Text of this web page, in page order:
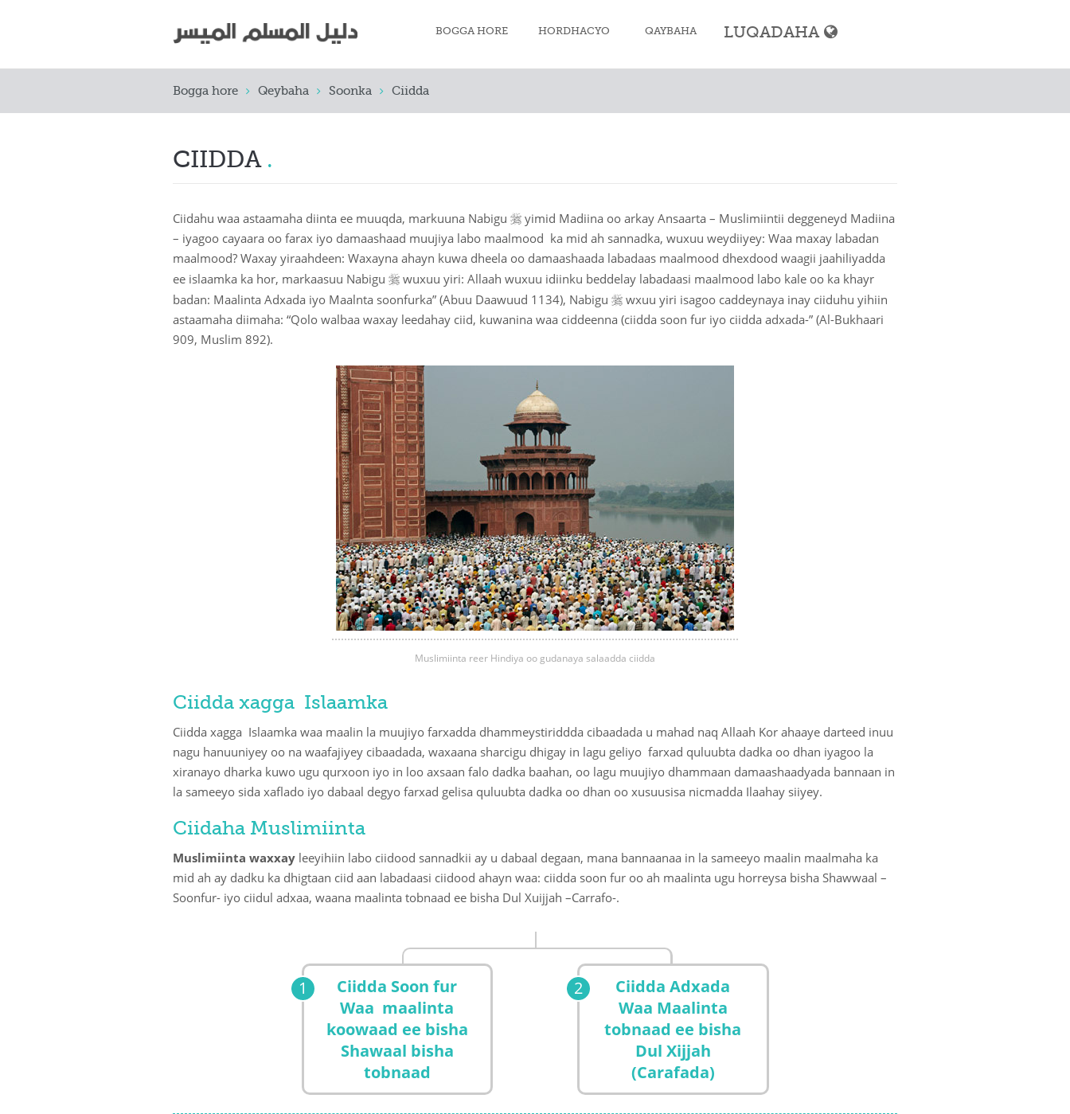
BOGGA HORE HORDHACYO QAYBAHA
Sakada
Mowdka iyo Janaazada
Mucaamalooyinka maalka
Dharka
LUQADAHA
Bogga hore Qeybaha Soonka Ciidda
CIIDDA
Ciidahu waa astaamaha diinta ee muuqda, markuuna Nabigu  yimid Madiina oo arkay Ansaarta – Muslimiintii deggeneyd Madiina
– iyagoo cayaara oo farax iyo damaashaad muujiya labo maalmood ka mid ah sannadka, wuxuu weydiiyey: Waa maxay labadan
maalmood? Waxay yiraahdeen: Waxayna ahayn kuwa dheela oo damaashaada labadaas maalmood dhexdood waagii jaahiliyadda
ee islaamka ka hor, markaasuu Nabigu  wuxuu yiri: Allaah wuxuu idiinku beddelay labadaasi maalmood labo kale oo ka khayr
badan: Maalinta Adxada iyo Maalnta soonfurka” (Abuu Daawuud 1134), Nabigu  wxuu yiri isagoo caddeynaya inay ciiduhu yihiin
astaamaha diimaha: “Qolo walbaa waxay leedahay ciid, kuwanina waa ciddeenna (ciidda soon fur iyo ciidda adxada-” (Al-Bukhaari
909, Muslim 892).
Muslimiinta reer Hindiya oo gudanaya salaadda ciidda
Ciidda xagga Islaamka
Ciidda xagga Islaamka waa maalin la muujiyo farxadda dhammeystiriddda cibaadada u mahad naq Allaah Kor ahaaye darteed inuu
nagu hanuuniyey oo na waafajiyey cibaadada, waxaana sharcigu dhigay in lagu geliyo farxad quluubta dadka oo dhan iyagoo la
xiranayo dharka kuwo ugu qurxoon iyo in loo axsaan falo dadka baahan, oo lagu muujiyo dhammaan damaashaadyada bannaan in
la sameeyo sida xaflado iyo dabaal degyo farxad gelisa quluubta dadka oo dhan oo xusuusisa nicmadda Ilaahay siiyey.
Ciidaha Muslimiinta
Muslimiinta waxxay leeyihiin labo ciidood sannadkii ay u dabaal degaan, mana bannaanaa in la sameeyo maalin maalmaha ka
mid ah ay dadku ka dhigtaan ciid aan labadaasi ciidood ahayn waa: ciidda soon fur oo ah maalinta ugu horreysa bisha Shawwaal –
Soonfur- iyo ciidul adxaa, waana maalinta tobnaad ee bisha Dul Xuijjah –Carrafo-.
Ciidda Soon fur
Waa maalinta
koowaad ee bisha
Shawaal bisha
tobnaad
Ciidda Adxada
Waa Maalinta
tobnaad ee bisha
Dul Xijjah
(Carafada)